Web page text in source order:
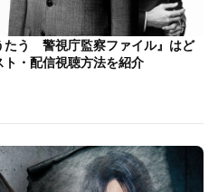
たう 警視庁監察ファイル』はど
・配信視聴方法を紹介